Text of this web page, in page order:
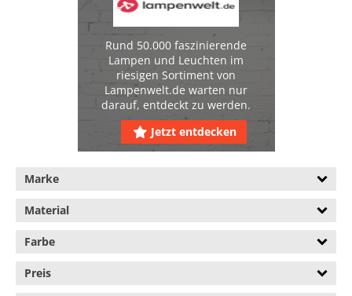
(10.867)
Nachtlichter mit
Bewegungsmelder (1.916)
Sternenhimmel-Nachtlichter
Nachttischlampen (93.469)
Rund 50.000 faszinierende
Lampen und Leuchten im
riesigen Sortiment von
Lampenwelt.de warten nur
darauf, entdeckt zu werden.
Jetzt entdecken
Marke
Material
Farbe
Preis